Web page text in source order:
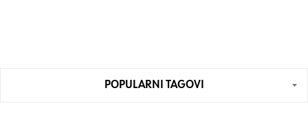
POPULARNI TAGOVI